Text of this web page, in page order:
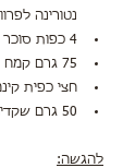
נטורינה
4 כפות סוכר לבן
75 גרם קמח
חצי כפית
50 גרם שקדים פרוסים
להגשה: